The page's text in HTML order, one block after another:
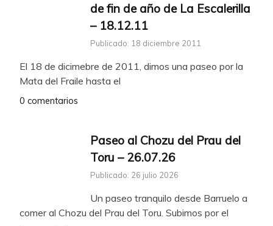
de fin de año de La Escalerilla
– 18.12.11
Publicado: 18 diciembre 2011
El 18 de dicimebre de 2011, dimos una paseo por la
Mata del Fraile hasta el
0 comentarios
Paseo al Chozu del Prau del
Toru – 26.07.26
Publicado: 26 julio 2026
Un paseo tranquilo desde Barruelo a
comer al Chozu del Prau del Toru. Subimos por el